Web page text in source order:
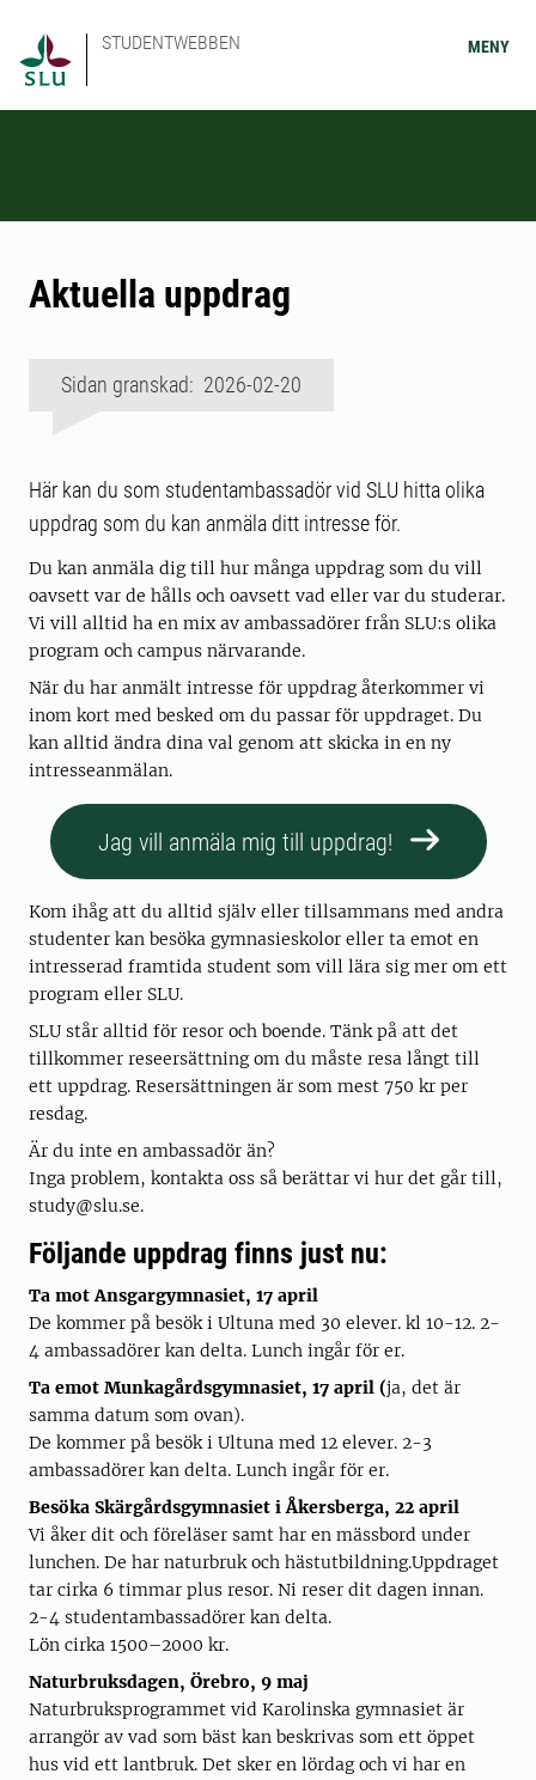
STUDENTWEBBEN MENY
Aktuella uppdrag
Sidan granskad: 2026-02-20
Här kan du som studentambassadör vid SLU hitta olika
uppdrag som du kan anmäla ditt intresse för.
Du kan anmäla dig till hur många uppdrag som du vill
oavsett var de hålls och oavsett vad eller var du studerar.
Vi vill alltid ha en mix av ambassadörer från SLU:s olika
program och campus närvarande.
När du har anmält intresse för uppdrag återkommer vi
inom kort med besked om du passar för uppdraget. Du
kan alltid ändra dina val genom att skicka in en ny
intresseanmälan.
Jag vill anmäla mig till uppdrag!
Kom ihåg att du alltid själv eller tillsammans med andra
studenter kan besöka gymnasieskolor eller ta emot en
intresserad framtida student som vill lära sig mer om ett
program eller SLU.
SLU står alltid för resor och boende. Tänk på att det
tillkommer reseersättning om du måste resa långt till
ett uppdrag. Resersättningen är som mest 750 kr per
resdag.
Är du inte en ambassadör än?
Inga problem, kontakta oss så berättar vi hur det går till,
study@slu.se.
Följande uppdrag finns just nu:
Ta mot Ansgargymnasiet, 17 april
De kommer på besök i Ultuna med 30 elever. kl 10-12. 2-
4 ambassadörer kan delta. Lunch ingår för er.
Ta emot Munkagårdsgymnasiet, 17 april (ja, det är
samma datum som ovan).
De kommer på besök i Ultuna med 12 elever. 2-3
ambassadörer kan delta. Lunch ingår för er.
Besöka Skärgårdsgymnasiet i Åkersberga, 22 april
Vi åker dit och föreläser samt har en mässbord under
lunchen. De har naturbruk och hästutbildning.Uppdraget
tar cirka 6 timmar plus resor. Ni reser dit dagen innan.
2-4 studentambassadörer kan delta.
Lön cirka 1500–2000 kr.
Naturbruksdagen, Örebro, 9 maj
Naturbruksprogrammet vid Karolinska gymnasiet är
arrangör av vad som bäst kan beskrivas som ett öppet
hus vid ett lantbruk. Det sker en lördag och vi har en